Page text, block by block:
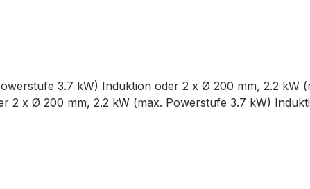
3.7 kW) Induktion oder 2 x Ø 200 mm, 2.2 kW
2 x Ø 200 mm, 2.2 kW (max. Powerstufe 3.7 kW)